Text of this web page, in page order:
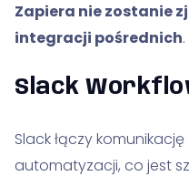
Zapiera nie zostanie
integracji pośrednich.
Slack
Slack łączy
automatyzacji, co jest